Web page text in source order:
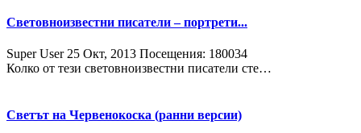
Световноизвестни писатели – портрети...
Super User 25 Окт, 2013 Посещения: 180034
Колко от тези световноизвестни писатели сте…
Светът на Червенокоска (ранни версии)